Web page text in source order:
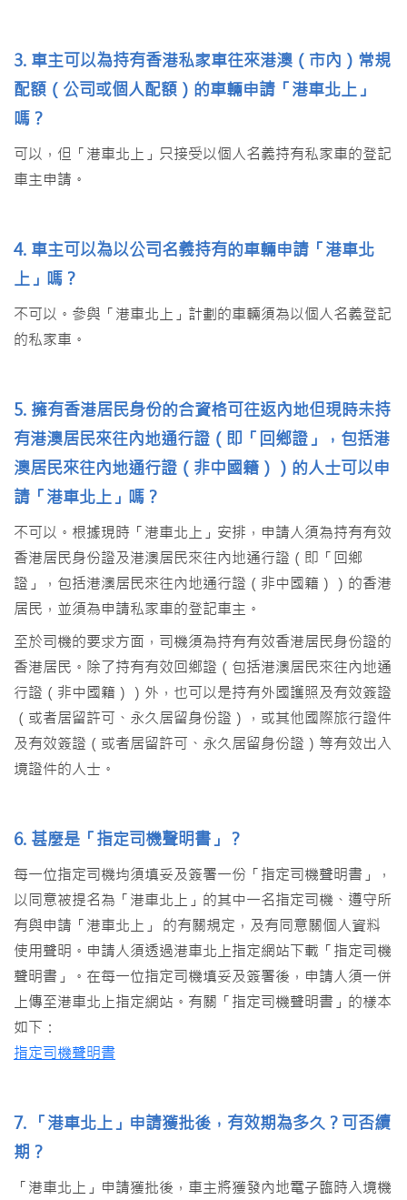
3. 車主可以為持有香港私家車往來港澳（市內）常規
配額（公司或個人配額）的車輛申請「港車北上」
嗎？
可以，但「港車北上」只接受以個人名義持有私家車的登記
車主申請。
4. 車主可以為以公司名義持有的車輛申請「港車北
上」嗎？
不可以。參與「港車北上」計劃的車輛須為以個人名義登記
的私家車。
5. 擁有香港居民身份的合資格可往返內地但現時未持
有港澳居民來往內地通行證（即「回鄉證」，包括港
澳居民來往內地通行證（非中國籍））的人士可以申
請「港車北上」嗎？
不可以。根據現時「港車北上」安排，申請人須為持有有效
香港居民身份證及港澳居民來往內地通行證（即「回鄉
證」，包括港澳居民來往內地通行證（非中國籍））的香港
居民，並須為申請私家車的登記車主。
至於司機的要求方面，司機須為持有有效香港居民身份證的
香港居民。除了持有有效回鄉證（包括港澳居民來往內地通
行證（非中國籍））外，也可以是持有外國護照及有效簽證
（或者居留許可、永久居留身份證），或其他國際旅行證件
及有效簽證（或者居留許可、永久居留身份證）等有效出入
境證件的人士。
6. 甚麼是「指定司機聲明書」？
每一位指定司機均須填妥及簽署一份「指定司機聲明書」，
以同意被提名為「港車北上」的其中一名指定司機、遵守所
有與申請「港車北上」 的有關規定，及有同意關個人資料
使用聲明。申請人須透過港車北上指定網站下載「指定司機
聲明書」。在每一位指定司機填妥及簽署後，申請人須一併
上傳至港車北上指定網站。有關「指定司機聲明書」的樣本
如下：
指定司機聲明書
7. 「港車北上」申請獲批後，有效期為多久？可否續
期？
「港車北上」申請獲批後，車主將獲發內地電子臨時入境機